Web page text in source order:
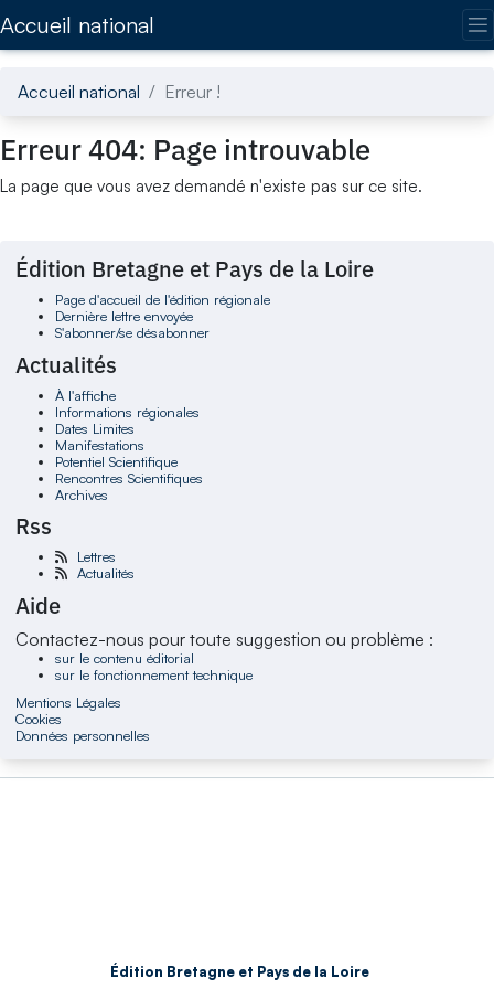
Accueil national
Accueil national Erreur !
Erreur 404: Page introuvable
La page que vous avez demandé n'existe pas sur ce site.
Édition Bretagne et Pays de la Loire
Page d'accueil de l'édition régionale
Dernière lettre envoyée
S'abonner/se désabonner
Actualités
À l'affiche
Informations régionales
Dates Limites
Manifestations
Potentiel Scientifique
Rencontres Scientifiques
Archives
Rss
Lettres
Actualités
Aide
Contactez-nous pour toute suggestion ou problème :
sur le contenu éditorial
sur le fonctionnement technique
Mentions Légales
Cookies
Données personnelles
Édition Bretagne et Pays de la Loire